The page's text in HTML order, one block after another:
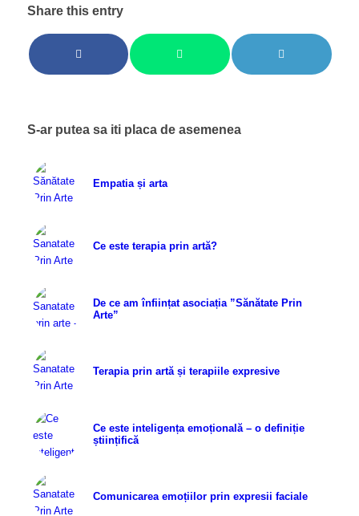
Share this entry
S-ar putea sa iti placa de asemenea
Empatia și arta
Ce este terapia prin artă?
De ce am înființat asociația ”Sănătate Prin
Arte”
Terapia prin artă și terapiile expresive
Ce este inteligența emoțională – o definiție
științifică
Comunicarea emoțiilor prin expresii faciale